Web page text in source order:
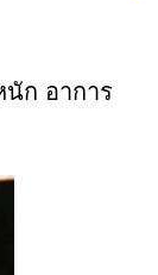
นัก อาการ